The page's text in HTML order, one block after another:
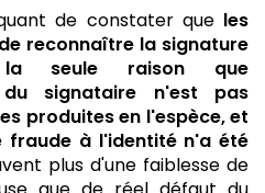
de constater que les
reconnaître la signature
la seule raison que
signataire n'est pas
produites en l'espèce, et
fraude à l'identité n'a été
plus d'une faiblesse de